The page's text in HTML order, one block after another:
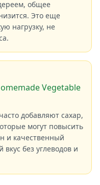
общее
Это еще
нагрузку, не
Vegetable
добавляют сахар,
могут повысить
и качественный
без углеводов и